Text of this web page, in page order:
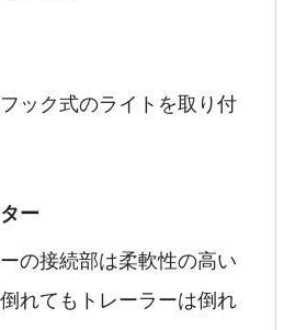
ック式のライトを取り付
ー
の接続部は柔軟性の高い
れてもトレーラーは倒れ